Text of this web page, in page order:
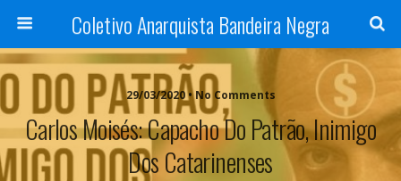
Coletivo Anarquista Bandeira Negra
29/03/2020 • No Comments
Carlos Moisés: Capacho Do Patrão, Inimigo
Dos Catarinenses